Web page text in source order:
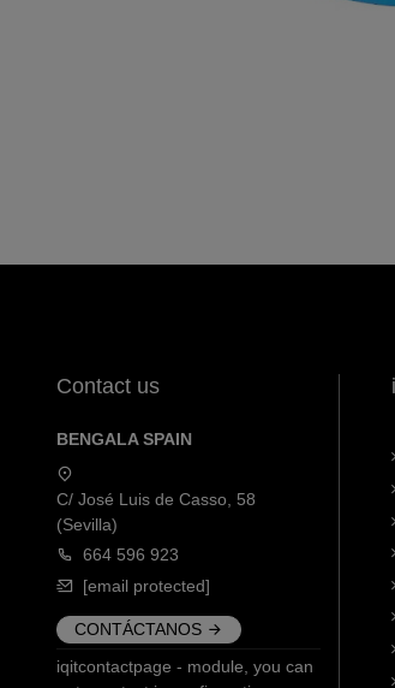
Contact us
BENGALA SPAIN
C/ José Luis de Casso, 58
(Sevilla)
664 596 923
[email protected]
CONTÁCTANOS
iqitcontactpage - module, you can